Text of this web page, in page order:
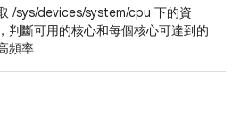
/sys/devices/system/cpu 下的資
判斷可用的核心和每個核心可達到的
頻率